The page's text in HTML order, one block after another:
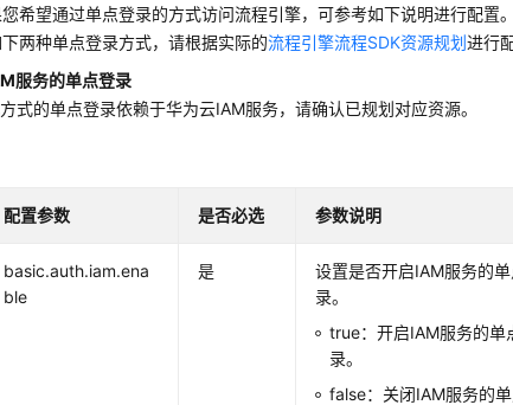
希望通过单点登录的方式访问流程引擎，可参考如下说明进行配置
两种单点登录方式，请根据实际的流程引擎流程SDK资源规划进行
服务的单点登录
式的单点登录依赖于华为云IAM服务，请确认已规划对应资源。
配置参数 是否必选 参数说明
basic.auth.iam.ena
ble
是
设置是否开启IAM服务的
录。
true：开启IAM服务的单
录。
false：关闭IAM服务的